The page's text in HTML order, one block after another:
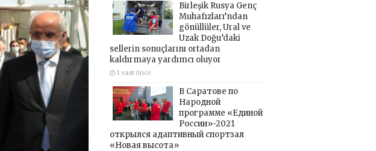
Birleşik Rusya Genç
Muhafızları’ndan
gönüllüler, Ural ve
Uzak Doğu’daki
sellerin sonuçlarını ortadan
kaldırmaya yardımcı oluyor
1 saat önce
В Саратове по
Народной
программе «Единой
России»-2021
открылся адаптивный спортзал
«Новая высота»